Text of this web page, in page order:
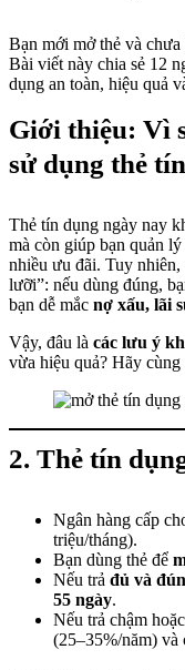
Bạn mới mở thẻ và
Bài viết này chia sẻ 12
dụng an toàn, hiệu quả
Giới thiệu: Vì
sử dụng thẻ
Thẻ tín dụng ngày nay
mà còn giúp bạn quản
nhiều ưu đãi. Tuy
lưỡi”: nếu dùng đúng,
bạn dễ mắc nợ xấu, lãi
Vậy, đâu là các lưu ý
vừa hiệu quả? Hãy cùng
2. Thẻ tín
Ngân hàng cấp
triệu/tháng).
Bạn dùng thẻ để
Nếu trả đủ và
55 ngày.
Nếu trả chậm
(25–35%/năm) và